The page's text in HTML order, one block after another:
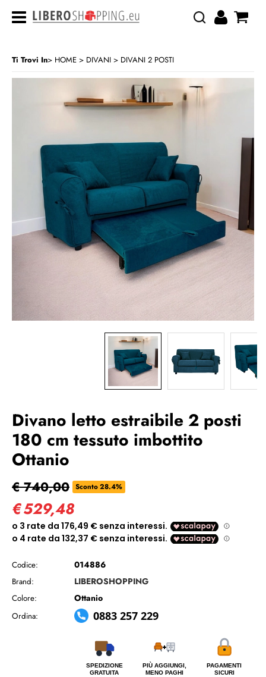
DIVANI 2 POSTI
Ti Trovi In HOME DIVANI DIVANI 2 POSTI
Divano letto estraibile 2 posti
180 cm tessuto imbottito
Ottanio
€ 740,00 Sconto 28.4%
€529,48
Codice: 014886
Brand: LIBEROSHOPPING
Colore: Ottanio
Ordina: 0883 257 229
SPEDIZIONE
GRATUITA
PIÙ AGGIUNGI,
MENO PAGHI
PAGAMENTI
SICURI